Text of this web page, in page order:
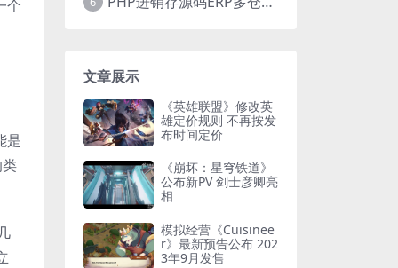
个
是
文章展示
《英雄联盟》修改英
雄定价规则 不再按发
布时间定价
《崩坏：星穹铁道》
公布新PV 剑士彦卿亮
相
模拟经营《Cuisinee
r》最新预告公布 202
3年9月发售